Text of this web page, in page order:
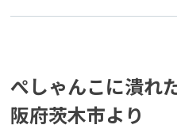
ぺしゃんこに潰れ
阪府茨木市より